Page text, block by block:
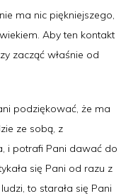
ma nic piękniejszego,
Aby ten kontakt
zacząć właśnie od
podziękować, że ma
ze sobą, z
i potrafi Pani dawać do
się Pani od razu z
to starała się Pani